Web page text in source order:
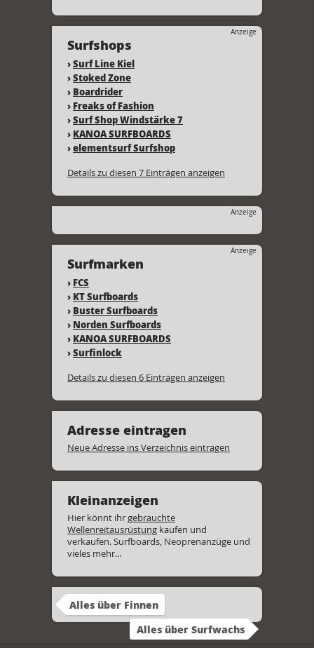
Anzeige
Surfshops
›Surf Line Kiel
›Stoked Zone
› Boardrider
› Freaks of Fashion
›Surf Shop Windstärke 7
› KANOA SURFBOARDS
›elementsurf Surfshop
Details zu diesen 7 Einträgen anzeigen
Anzeige
Anzeige
Surfmarken
› FCS
› KT Surfboards
› Buster Surfboards
› Norden Surfboards
› KANOA SURFBOARDS
›Surfinlock
Details zu diesen 6 Einträgen anzeigen
Adresse eintragen
Neue Adresse ins Verzeichnis eintragen
Kleinanzeigen
Hier könnt ihrgebrauchte
Wellenreitausrüstung kaufen und
verkaufen. Surfboards, Neoprenanzüge und
vieles mehr...
Alles über Finnen
Alles über Surfwachs